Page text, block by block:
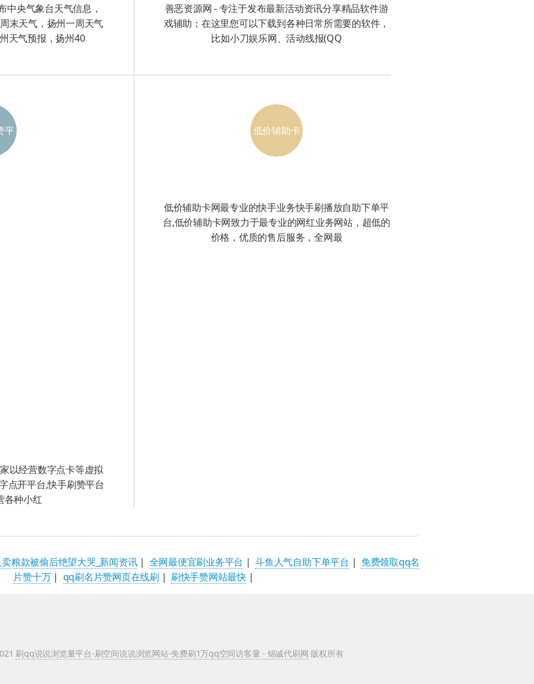
中央气象台天气信息，
末天气，扬州一周天气
天气预报，扬州40
善恶资源网 - 专注于发布最新活动资讯分享精品软件游
戏辅助；在这里您可以下载到各种日常所需要的软件，
比如小刀娱乐网、活动线报(QQ
平
以经营数字点卡等虚拟
点开平台,快手刷赞平台
各种小红
低价辅助卡
低价辅助卡网最专业的快手业务快手刷播放自助下单平
台,低价辅助卡网致力于最专业的网红业务网站，超低的
价格，优质的售后服务，全网最
粮款被偷后绝望大哭_新闻资讯| 全网最便宜刷业务平台 |斗鱼人气自助下单平台 | 免费领取qq名
片赞十万| qq刷名片赞网页在线刷 | 刷快手赞网站最快 |
刷qq说说浏览量平台-刷空间说说浏览网站-免费刷1万qq空间访客量 - 锦诚代刷网 版权所有